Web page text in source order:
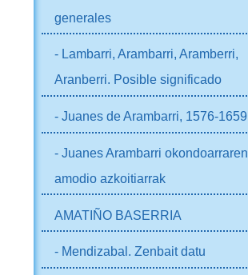
generales
- Lambarri, Arambarri, Aramberri,
Aranberri. Posible significado
- Juanes de Arambarri, 1576-1659
- Juanes Arambarri okondoarraren
amodio azkoitiarrak
AMATIÑO BASERRIA
- Mendizabal. Zenbait datu